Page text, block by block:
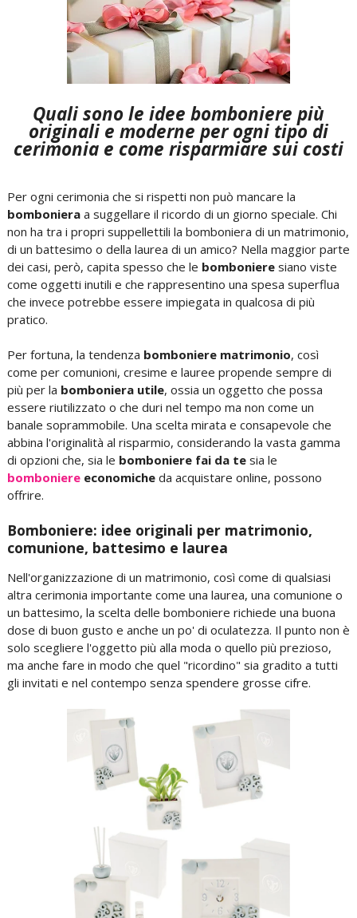
Quali sono le idee bomboniere più
originali e moderne per ogni tipo di
cerimonia e come risparmiare sui costi
Per ogni cerimonia che si rispetti non può mancare la
bomboniera a suggellare il ricordo di un giorno speciale. Chi
non ha tra i propri suppellettili la bomboniera di un matrimonio,
di un battesimo o della laurea di un amico? Nella maggior parte
dei casi, però, capita spesso che le bomboniere siano viste
come oggetti inutili e che rappresentino una spesa superflua
che invece potrebbe essere impiegata in qualcosa di più
pratico.
Per fortuna, la tendenza bomboniere matrimonio, così
come per comunioni, cresime e lauree propende sempre di
più per la bomboniera utile, ossia un oggetto che possa
essere riutilizzato o che duri nel tempo ma non come un
banale soprammobile. Una scelta mirata e consapevole che
abbina l'originalità al risparmio, considerando la vasta gamma
di opzioni che, sia le bomboniere fai da tesia le
bomboniere economicheda acquistare online, possono
offrire.
Bomboniere: idee originali per matrimonio,
comunione, battesimo e laurea
Nell'organizzazione di un matrimonio, così come di qualsiasi
altra cerimonia importante come una laurea, una comunione o
un battesimo, la scelta delle bomboniere richiede una buona
dose di buon gusto e anche un po' di oculatezza. Il punto non è
solo scegliere l'oggetto più alla moda o quello più prezioso,
ma anche fare in modo che quel "ricordino" sia gradito a tutti
gli invitati e nel contempo senza spendere grosse cifre.